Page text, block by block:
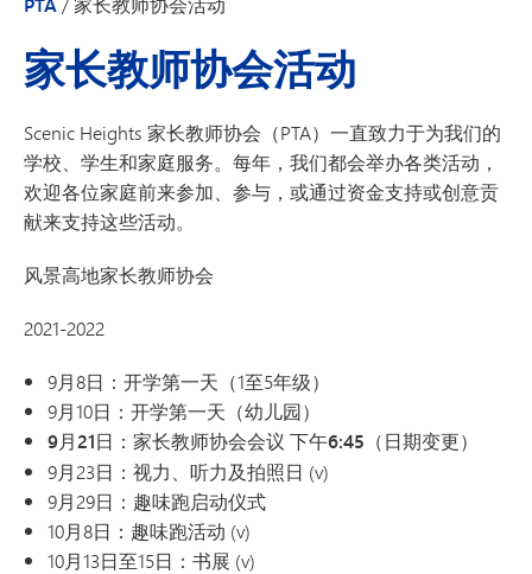
家长教师协会活动
Scenic Heights 家长教师协会（PTA）一直致力于为我们的
学校、学生和家庭服务。每年，我们都会举办各类活动，
欢迎各位家庭前来参加、参与，或通过资金支持或创意贡
献来支持这些活动。
风景高地家长教师协会
2021-2022
9月8日：开学第一天（1至5年级）
9月10日：开学第一天（幼儿园）
9月21日：家长教师协会会议 下午6:45（日期变更）
9月23日：视力、听力及拍照日 (v)
9月29日：趣味跑启动仪式
10月8日：趣味跑活动 (v)
10月13日至15日：书展 (v)